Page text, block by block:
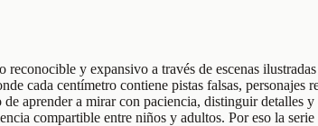
y expansivo a través de escenas
cada centímetro contiene pistas falsas,
aprender a mirar con paciencia, distinguir detalles
compartible entre niños y adultos. Por eso la